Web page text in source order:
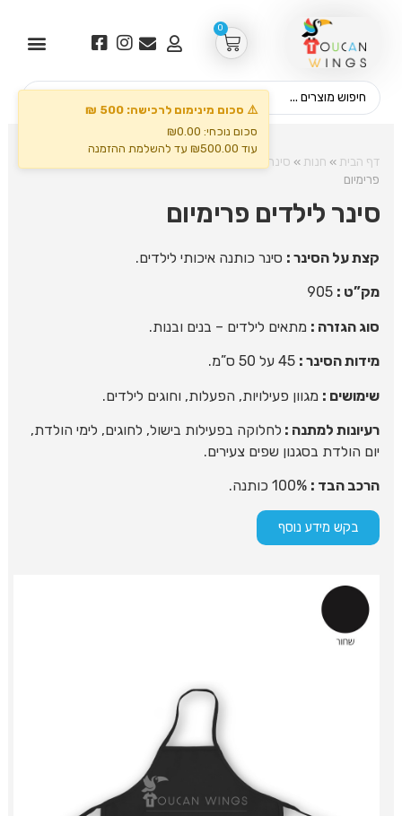
0
דף הבית » חנות » סינרים ולמסעדות
פרימיום
סינר לילדים פרימיום
קצת על הסינר : סינר כותנה איכותי לילדים.
מק”ט :
סוג הגזרה : מתאים לילדים – בנים ובנות.
מידות הסינר :
שימושים : מגוון פעילויות, הפעלות, וחוגים לילדים.
רעיונות למתנה : לחלוקה בפעילות בישול, לחוגים, לימי הולדת,
יום הולדת בסגנון שפים צעירים.
הרכב הבד :
בקש מידע נוסף
⚠️ סכום מינימום לרכישה: 500 ₪
סכום נוכחי: ₪0.00
עוד ₪500.00 עד להשלמת ההזמנה